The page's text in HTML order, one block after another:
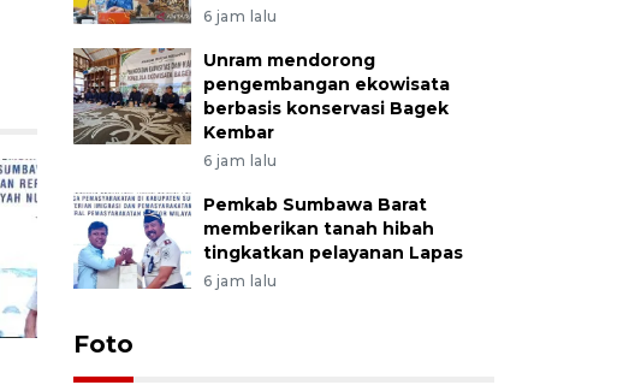
6 jam lalu
Unram mendorong
pengembangan ekowisata
berbasis konservasi Bagek
Kembar
6 jam lalu
Pemkab Sumbawa Barat
memberikan tanah hibah
tingkatkan pelayanan Lapas
6 jam lalu
Foto